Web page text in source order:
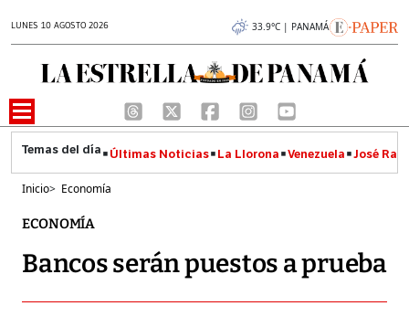
LUNES 10 AGOSTO 2026 33.9°C | PANAMÁ
Últimas Noticias La Llorona Venezuela José
Inicio> Economía
ECONOMÍA
Bancos serán puestos a prueba